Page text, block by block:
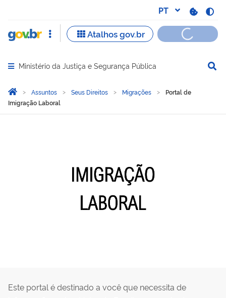
Abrir menu principal de navegação
Ministério da Justiça e Segurança Pública
Você está aqui:
Página Inicial
Assuntos Seus Direitos Migrações
Portal de
Imigração Laboral
Este portal é destinado a você que necessita de